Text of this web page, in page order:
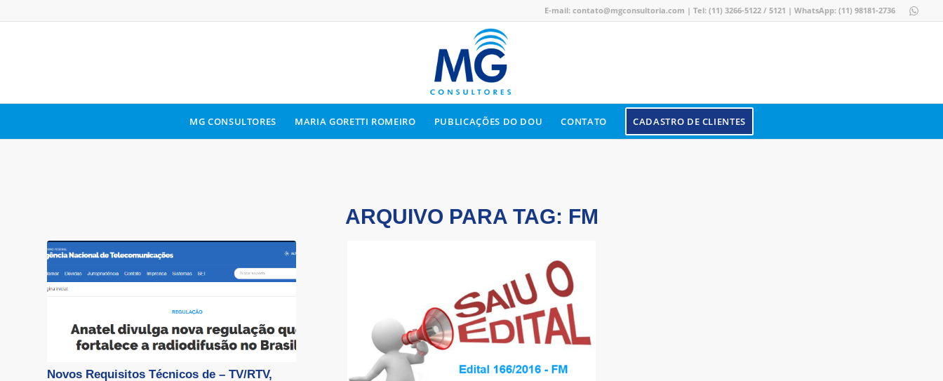
E-mail:contato@mgconsultoria.com |Tel: (11) 3266-5122 / 5121 |WhatsApp: (11) 98181-2736
MG CONSULTORES MARIA GORETTI ROMEIRO PUBLICAÇÕES DO DOU CONTATO CADASTRO DE CLIENTES
ARQUIVO PARA TAG: FM
Novos Requisitos Técnicos de – TV/RTV,